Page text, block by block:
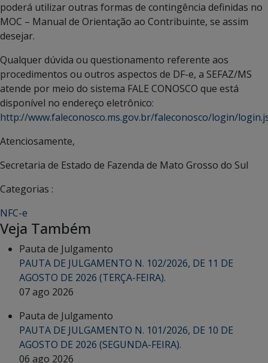
poderá utilizar outras formas de contingência definidas no
MOC – Manual de Orientação ao Contribuinte, se assim
desejar.
Qualquer dúvida ou questionamento referente aos
procedimentos ou outros aspectos de DF-e, a SEFAZ/MS
atende por meio do sistema FALE CONOSCO que está
disponível no endereço eletrônico:
http://www.faleconosco.ms.gov.br/faleconosco/login/
Atenciosamente,
Secretaria de Estado de Fazenda de Mato Grosso do Sul
Categorias :
NFC-e
Veja Também
Pauta de Julgamento
PAUTA DE JULGAMENTO N. 102/2026, DE 11 DE
AGOSTO DE 2026 (TERÇA-FEIRA).
07 ago 2026
Pauta de Julgamento
PAUTA DE JULGAMENTO N. 101/2026, DE 10 DE
AGOSTO DE 2026 (SEGUNDA-FEIRA).
06 ago 2026